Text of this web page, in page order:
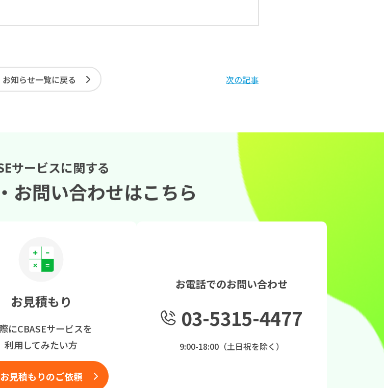
お知らせ一覧に戻る 次の記事
サービスに関する
お問い合わせはこちら
お見積もり
にCBASEサービスを
利用してみたい方
お見積もりのご依頼
お電話でのお問い合わせ
03-5315-4477
9:00-18:00（土日祝を除く）